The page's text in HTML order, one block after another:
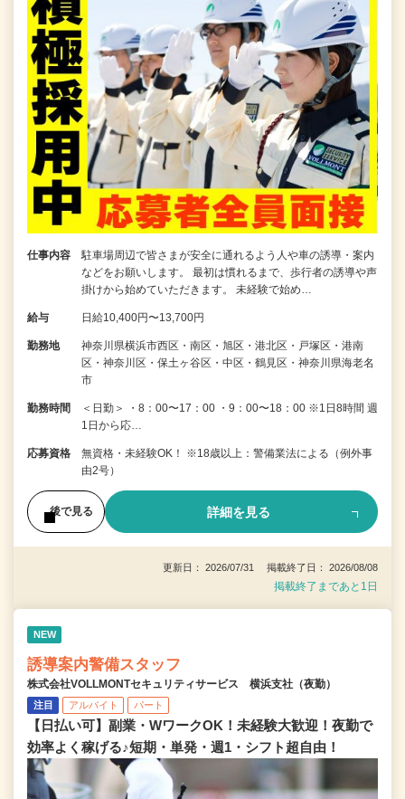
仕事内容
駐車場周辺で皆さまが安全に通れるよう人や車の誘導・案内
などをお願いします。 最初は慣れるまで、歩行者の誘導や声
掛けから始めていただきます。 未経験で始め…
給与 日給10,400円〜13,700円
勤務地
神奈川県横浜市西区・南区・旭区・港北区・戸塚区・港南
区・神奈川区・保土ヶ谷区・中区・鶴見区・神奈川県海老名
市
勤務時間
＜日勤＞ ・8：00〜17：00 ・9：00〜18：00 ※1日8時間 週
1日から応…
応募資格
無資格・未経験OK！ ※18歳以上：警備業法による（例外事
由2号）
後で見る 詳細を見る
更新日： 2026/07/31 掲載終了日： 2026/08/08
掲載終了まであと1日
NEW
誘導案内警備スタッフ
株式会社VOLLMONTセキュリティサービス 横浜支社（夜勤）
注目 アルバイト パート
【日払い可】副業・WワークOK！未経験大歓迎！夜勤で
効率よく稼げる♪短期・単発・週1・シフト超自由！